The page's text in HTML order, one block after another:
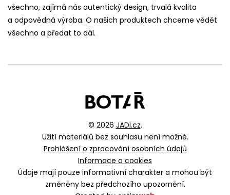
všechno, zajímá nás autentický design, trvalá kvalita
a odpovědná výroba. O našich produktech chceme vědět
všechno a předat to dál.
© 2026 JADI.cz.
Užití materiálů bez souhlasu není možné.
Prohlášení o zpracování osobních údajů
Informace o cookies
Údaje mají pouze informativní charakter a mohou být
změněny bez předchozího upozornění.